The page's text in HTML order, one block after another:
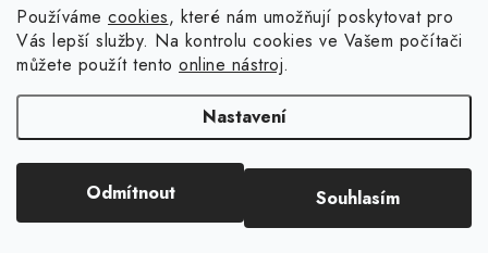
Používáme cookies, které nám umožňují poskytovat pro
Vás lepší služby. Na kontrolu cookies ve Vašem počítači
můžete použít tento online nástroj.
Nastavení
Odmítnout Souhlasím
Doprava
Oblíbené ♥️
Hodnocení obchodu
Nepřehlédněte
Blog s nápady a návody
Slovník pojmů, české návody
Reklamace a vrácení zboží
Vytvořil Shoptet
. Všechna práva vyhrazena.Upravit nastavení